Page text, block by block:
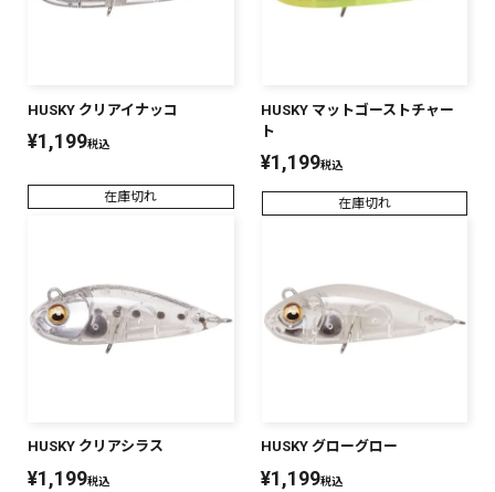
HUSKY クリアイナッコ
¥1,199税込
在庫切れ
HUSKY マットゴーストチャー
ト
¥1,199税込
在庫切れ
HUSKY クリアシラス
¥1,199税込
HUSKY グローグロー
¥1,199税込